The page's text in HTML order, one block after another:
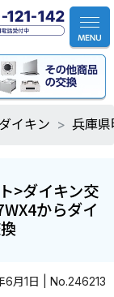
ダイキン 兵庫
>ダイキン交
からダイ
6月1日 | No.246213